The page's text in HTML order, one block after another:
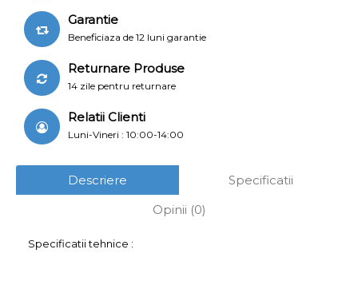
Garantie
Beneficiaza de 12 luni garantie
Returnare Produse
14 zile pentru returnare
Relatii Clienti
Luni-Vineri : 10:00-14:00
Descriere
Specificatii
Opinii (0)
Specificatii tehnice :